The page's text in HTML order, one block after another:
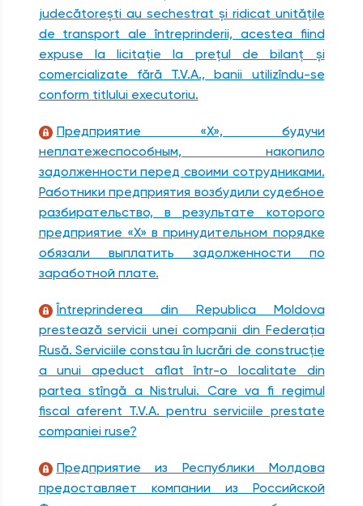
judecătoreşti au sechestrat şi ridicat unităţile
de transport ale întreprinderii, acestea fiind
expuse la licitaţie la preţul de bilanţ şi
comercializate fără T.V.A., banii utilizîndu-se
conform titlului executoriu.
Предприятие «X», будучи
неплатежеспособным, накопило
задолженности перед своими сотрудниками.
Работники предприятия возбудили судебное
разбирательство, в результате которого
предприятие «X» в принудительном порядке
обязали выплатить задолженности по
заработной плате.
Întreprinderea din Republica Moldova
prestează servicii unei companii din Federaţia
Rusă. Serviciile constau în lucrări de construcţie
a unui apeduct aflat într-o localitate din
partea stîngă a Nistrului. Care va fi regimul
fiscal aferent T.V.A. pentru serviciile prestate
companiei ruse?
Предприятие из Республики Молдова
предоставляет компании из Российской